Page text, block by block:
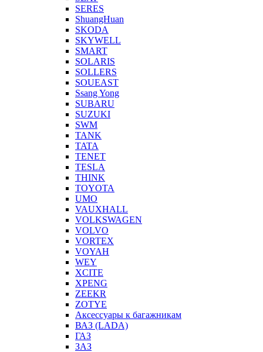
SERES
ShuangHuan
SKODA
SKYWELL
SMART
SOLARIS
SOLLERS
SOUEAST
Ssang Yong
SUBARU
SUZUKI
SWM
TANK
TATA
TENET
TESLA
THINK
TOYOTA
UMO
VAUXHALL
VOLKSWAGEN
VOLVO
VORTEX
VOYAH
WEY
XCITE
XPENG
ZEEKR
ZOTYE
Аксессуары к багажникам
ВАЗ (LADA)
ГАЗ
ЗАЗ